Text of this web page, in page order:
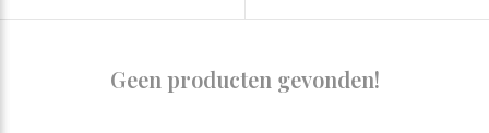
Geen producten gevonden!